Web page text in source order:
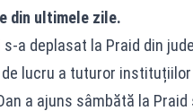
din ultimele zile.
a deplasat la Praid din
lucru a tuturor
a ajuns sâmbătă la